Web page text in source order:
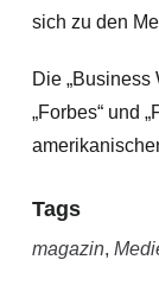
sich zu den
Die „Business
„Forbes“ und
Tags
magazin,